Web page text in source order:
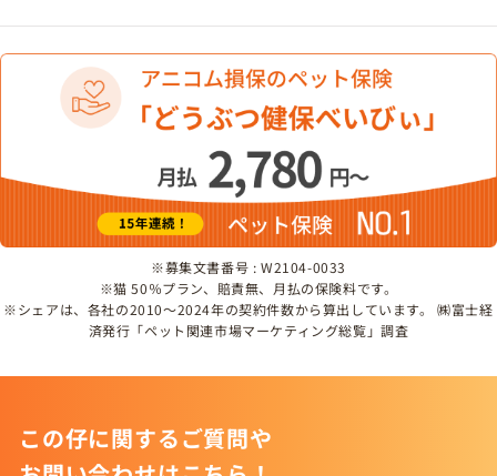
※募集文書番号 : W2104-0033
※猫 50％プラン、賠責無、月払の保険料です。
※シェアは、各社の2010～2024年の契約件数から算出しています。 ㈱富士経
済発行「ペット関連市場マーケティング総覧」調査
この仔に関するご質問や